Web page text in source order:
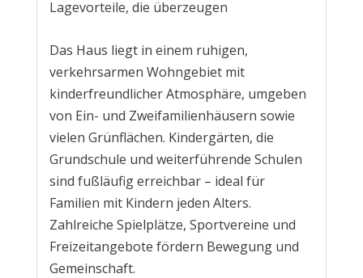
Lagevorteile, die überzeugen
Das Haus liegt in einem ruhigen,
verkehrsarmen Wohngebiet mit
kinderfreundlicher Atmosphäre, umgeben
von Ein- und Zweifamilienhäusern sowie
vielen Grünflächen. Kindergärten, die
Grundschule und weiterführende Schulen
sind fußläufig erreichbar – ideal für
Familien mit Kindern jeden Alters.
Zahlreiche Spielplätze, Sportvereine und
Freizeitangebote fördern Bewegung und
Gemeinschaft.